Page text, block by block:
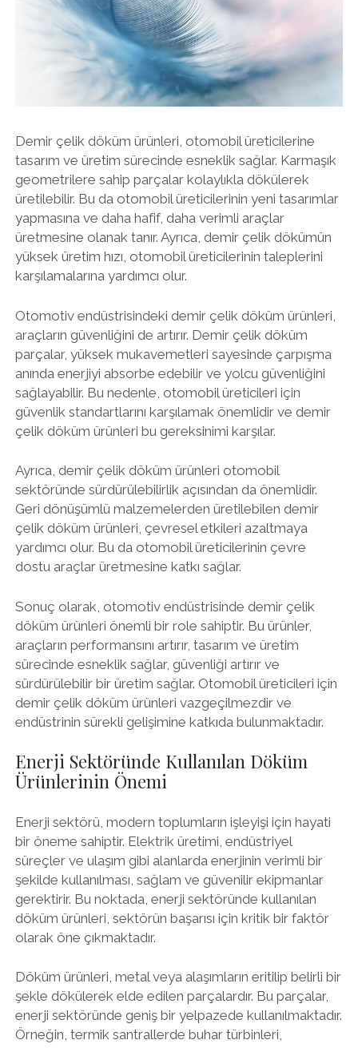
Demir çelik döküm ürünleri, otomobil üreticilerine
tasarım ve üretim sürecinde esneklik sağlar. Karmaşık
geometrilere sahip parçalar kolaylıkla dökülerek
üretilebilir. Bu da otomobil üreticilerinin yeni tasarımlar
yapmasına ve daha hafif, daha verimli araçlar
üretmesine olanak tanır. Ayrıca, demir çelik dökümün
yüksek üretim hızı, otomobil üreticilerinin taleplerini
karşılamalarına yardımcı olur.
Otomotiv endüstrisindeki demir çelik döküm ürünleri,
araçların güvenliğini de artırır. Demir çelik döküm
parçalar, yüksek mukavemetleri sayesinde çarpışma
anında enerjiyi absorbe edebilir ve yolcu güvenliğini
sağlayabilir. Bu nedenle, otomobil üreticileri için
güvenlik standartlarını karşılamak önemlidir ve demir
çelik döküm ürünleri bu gereksinimi karşılar.
Ayrıca, demir çelik döküm ürünleri otomobil
sektöründe sürdürülebilirlik açısından da önemlidir.
Geri dönüşümlü malzemelerden üretilebilen demir
çelik döküm ürünleri, çevresel etkileri azaltmaya
yardımcı olur. Bu da otomobil üreticilerinin çevre
dostu araçlar üretmesine katkı sağlar.
Sonuç olarak, otomotiv endüstrisinde demir çelik
döküm ürünleri önemli bir role sahiptir. Bu ürünler,
araçların performansını artırır, tasarım ve üretim
sürecinde esneklik sağlar, güvenliği artırır ve
sürdürülebilir bir üretim sağlar. Otomobil üreticileri için
demir çelik döküm ürünleri vazgeçilmezdir ve
endüstrinin sürekli gelişimine katkıda bulunmaktadır.
Enerji Sektöründe Kullanılan Döküm
Ürünlerinin Önemi
Enerji sektörü, modern toplumların işleyişi için hayati
bir öneme sahiptir. Elektrik üretimi, endüstriyel
süreçler ve ulaşım gibi alanlarda enerjinin verimli bir
şekilde kullanılması, sağlam ve güvenilir ekipmanlar
gerektirir. Bu noktada, enerji sektöründe kullanılan
döküm ürünleri, sektörün başarısı için kritik bir faktör
olarak öne çıkmaktadır.
Döküm ürünleri, metal veya alaşımların eritilip belirli bir
şekle dökülerek elde edilen parçalardır. Bu parçalar,
enerji sektöründe geniş bir yelpazede kullanılmaktadır.
Örneğin, termik santrallerde buhar türbinleri,